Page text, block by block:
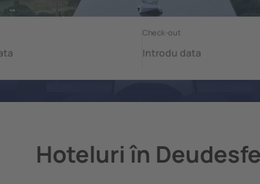
Hoteluri în